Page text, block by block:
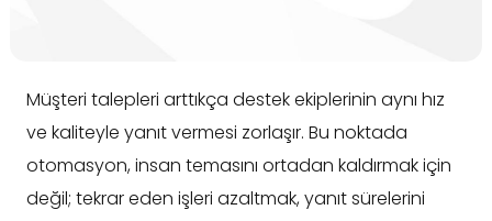
Müşteri talepleri arttıkça destek ekiplerinin aynı hız
ve kaliteyle yanıt vermesi zorlaşır. Bu noktada
otomasyon, insan temasını ortadan kaldırmak için
değil; tekrar eden işleri azaltmak, yanıt sürelerini